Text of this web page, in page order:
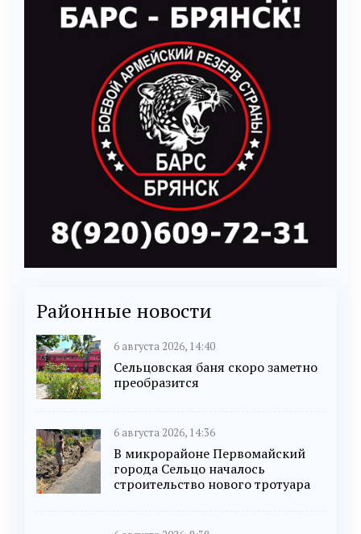
Районные новости
6 августа 2026, 14:40
Сельцовская баня скоро заметно
преобразится
6 августа 2026, 14:36
В микрорайоне Первомайский
города Сельцо началось
строительство нового тротуара